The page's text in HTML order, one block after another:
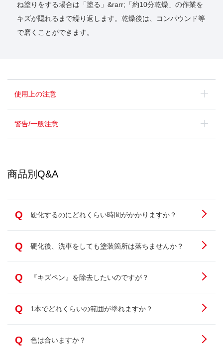
ね塗りをする場合は「塗る」&rarr;「約10分乾燥」の作業を
キズが隠れるまで繰り返します。乾燥後は、コンパウンド等
で磨くことができます。
使用上の注意
警告/一般注意
商品別Q&A
Q 硬化するのにどれくらい時間がかかりますか？
Q 硬化後、洗車をしても塗装箇所は落ちませんか？
Q 『キズペン』を除去したいのですが？
Q 1本でどれくらいの範囲が塗れますか？
Q 色は合いますか？